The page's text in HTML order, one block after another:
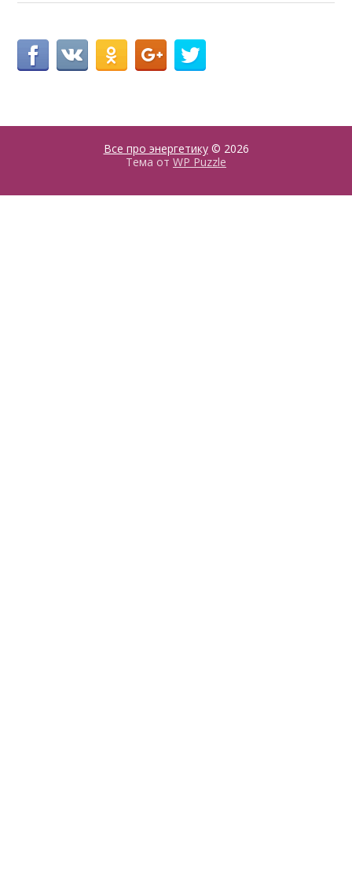
Все про энергетику© 2026
Тема от WP Puzzle